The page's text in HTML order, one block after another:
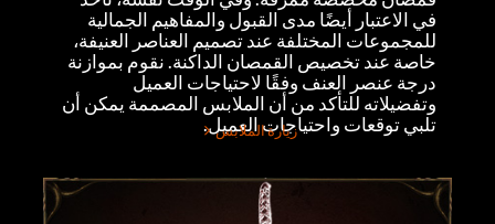
في الاعتبار أيضًا مدى القبول والمفاهيم الجمالية
للمجموعات المختلفة عند تصميم العناصر العنيفة،
خاصة عند تخصيص القمصان الداكنة. نقوم بموازنة
درجة عنصر العنف وفقًا لاحتياجات العميل
وتفضيلاته للتأكد من أن الملابس المصممة يمكن أن
تلبي توقعات واحتياجات العميل.
زيارة الملابس